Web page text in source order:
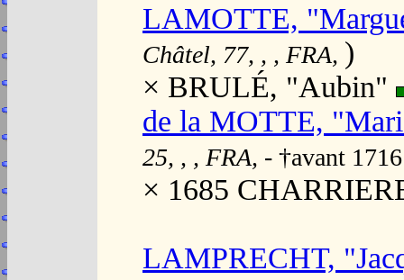
LAMOTTE,
Châtel, 77, , , FRA, )
× BRULÉ, "Aubin"
de la MOTTE,
25, , , FRA, - †avant 1716
× 1685
LAMPRECHT,